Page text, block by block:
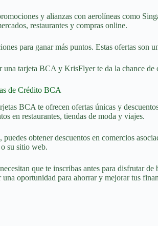
y alianzas con aerolíneas como
restaurantes y compras online.
para ganar más puntos. Estas ofertas
una tarjeta BCA y KrisFlyer te da la chance
de Crédito BCA
BCA te ofrecen ofertas únicas y
en restaurantes, tiendas de moda y viajes.
obtener descuentos en comercios
su sitio web.
que te inscribas antes para disfrutar
una oportunidad para ahorrar y mejorar tus